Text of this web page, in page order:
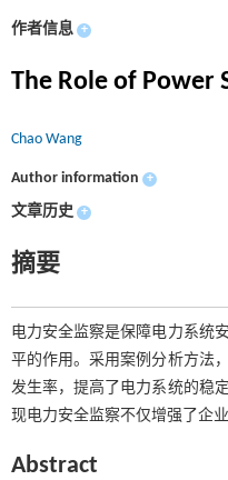
作者信息 +
The Role of Power
Chao Wang
Author information +
文章历史 +
摘要
电力安全监察是保障电力系统
平的作用。采用案例分析方法
发生率，提高了电力系统的稳
现电力安全监察不仅增强了企
Abstract